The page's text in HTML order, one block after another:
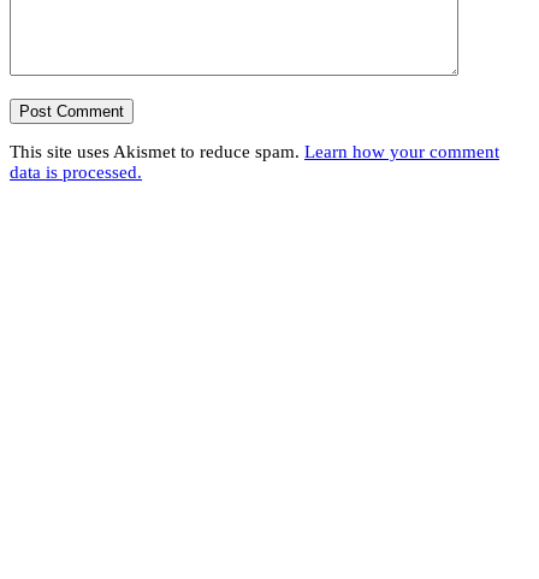
This site uses Akismet to reduce spam. Learn how your comment
data is processed.